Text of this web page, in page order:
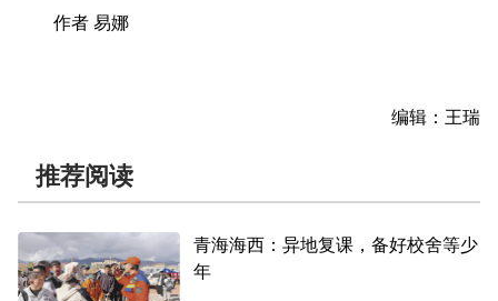
作者 易娜
编辑：王瑞
推荐阅读
青海海西：异地复课，备好校舍等少
年